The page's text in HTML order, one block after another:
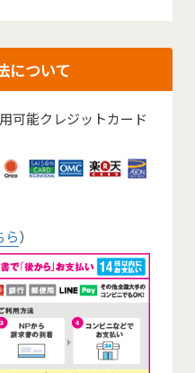
について
可能クレジットカード
ら）